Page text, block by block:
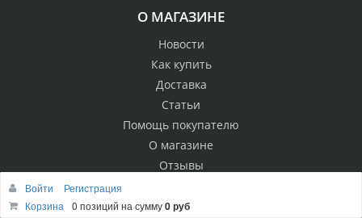
О МАГАЗИНЕ
Новости
Как купить
Доставка
Статьи
Помощь покупателю
О магазине
Отзывы
Войти
Регистрация
Корзина
0 позиций на сумму0 руб